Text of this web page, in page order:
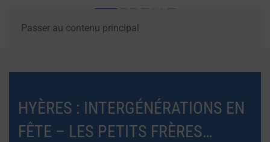
Passer au contenu principal
HYÈRES : INTERGÉNÉRATIONS EN
FÊTE – LES PETITS FRÈRES…